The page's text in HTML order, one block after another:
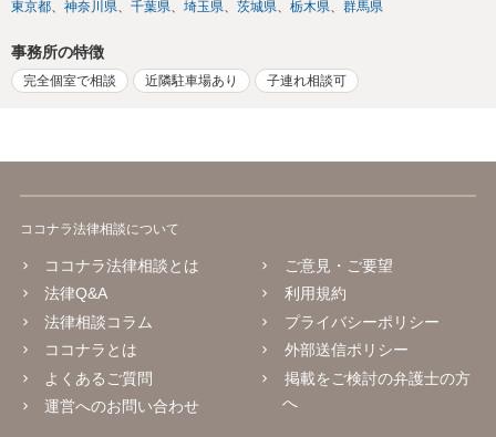
東京都 神奈川県 千葉県 埼玉県 茨城県 栃木県 群馬県
事務所の特徴
完全個室で相談 近隣駐車場あり 子連れ相談可
ココナラ法律相談について
ココナラ法律相談とは
法律Q&A
法律相談コラム
ココナラとは
よくあるご質問
運営へのお問い合わせ
ご意見・ご要望
利用規約
プライバシーポリシー
外部送信ポリシー
掲載をご検討の弁護士の方
へ